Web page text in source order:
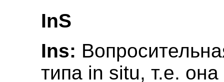
InS
Ins:
типа in situ, т.е.